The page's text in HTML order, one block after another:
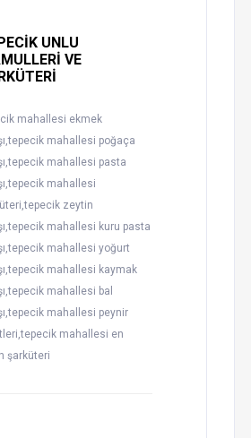
UNLU
VE
mahallesi ekmek
mahallesi poğaça
mahallesi pasta
mahallesi
zeytin
mahallesi kuru pasta
mahallesi yoğurt
mahallesi kaymak
mahallesi bal
mahallesi peynir
mahallesi en
şarküteri